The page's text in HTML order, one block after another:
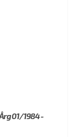
01/1984 -